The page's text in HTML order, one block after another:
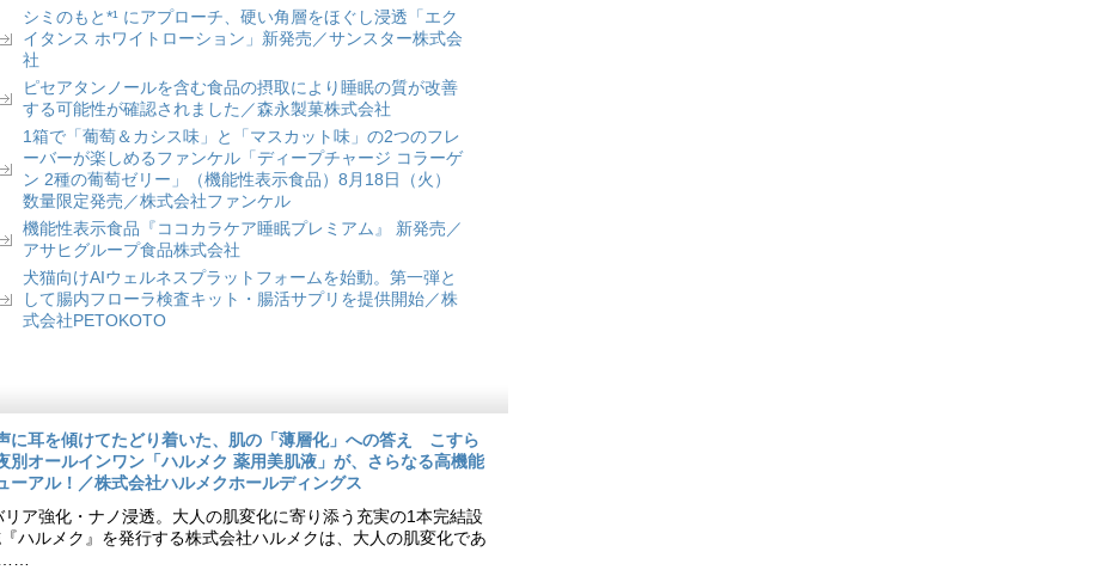
シミのもと*¹ にアプローチ、硬い角層をほぐし浸透「エク
イタンス ホワイトローション」新発売／サンスター株式会
社
ピセアタンノールを含む食品の摂取により睡眠の質が改善
する可能性が確認されました／森永製菓株式会社
1箱で「葡萄＆カシス味」と「マスカット味」の2つのフレ
ーバーが楽しめるファンケル「ディープチャージ コラーゲ
ン 2種の葡萄ゼリー」（機能性表示食品）8月18日（火）
数量限定発売／株式会社ファンケル
機能性表示食品『ココカラケア睡眠プレミアム』 新発売／
アサヒグループ食品株式会社
犬猫向けAIウェルネスプラットフォームを始動。第一弾と
して腸内フローラ検査キット・腸活サプリを提供開始／株
式会社PETOKOTO
に耳を傾けてたどり着いた、肌の「薄層化」への答え こすら
別オールインワン「ハルメク 薬用美肌液」が、さらなる高機能
ーアル！／株式会社ハルメクホールディングス
リア強化・ナノ浸透。大人の肌変化に寄り添う充実の1本完結設
ハルメク』を発行する株式会社ハルメクは、大人の肌変化であ